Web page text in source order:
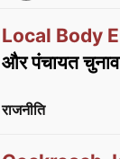
Local Body
और पंचायत
राजनीति